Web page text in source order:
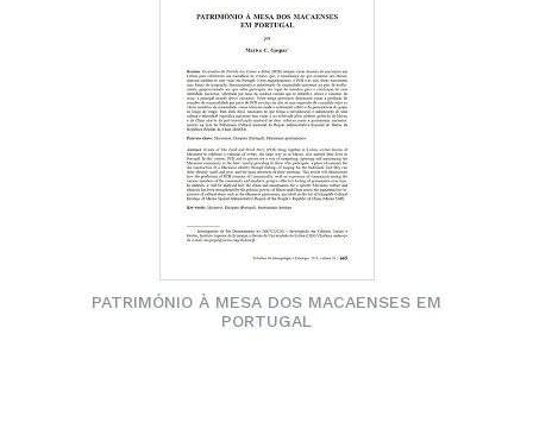
PATRIMÓNIO À MESA DOS MACAENSES EM
PORTUGAL